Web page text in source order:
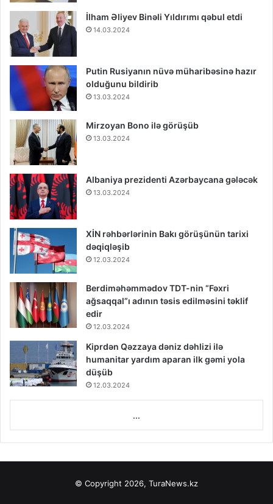
İlham Əliyev Binəli Yıldırımı qəbul etdi
14.03.2024
Putin Rusiyanın nüvə müharibəsinə hazır
olduğunu bildirib
13.03.2024
Mirzoyan Bono ilə görüşüb
13.03.2024
Albaniya prezidenti Azərbaycana gələcək
13.03.2024
XİN rəhbərlərinin Bakı görüşünün tarixi
dəqiqləşib
12.03.2024
Berdiməhəmmədov TDT-nin “Fəxri
ağsaqqal”ı adının təsis edilməsini təklif
edir
12.03.2024
Kiprdən Qəzzaya dəniz dəhlizi ilə
humanitar yardım aparan ilk gəmi yola
düşüb
12.03.2024
...
© Copyright 2026, TuraNews.kz